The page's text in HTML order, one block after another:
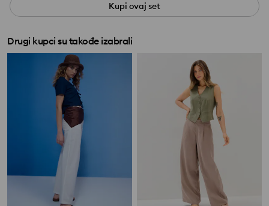
Kupi ovaj set
Drugi kupci su takođe izabrali